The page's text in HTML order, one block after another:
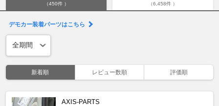
（450件 ） （6,458件 ）
デモカー装着パーツはこちら
新着順 レビュー数順 評価順
AXIS-PARTS